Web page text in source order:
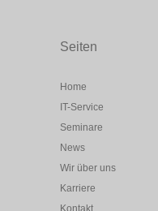
Seiten
Home
IT-Service
Seminare
News
Wir über uns
Karriere
Kontakt